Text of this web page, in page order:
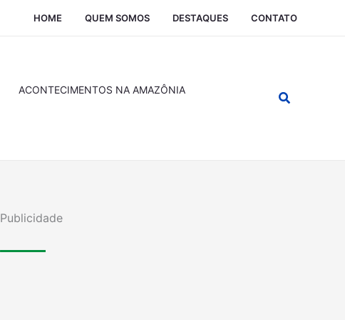
HOME QUEM SOMOS DESTAQUES CONTATO
ACONTECIMENTOS NA AMAZÔNIA
Pesquisar
Publicidade